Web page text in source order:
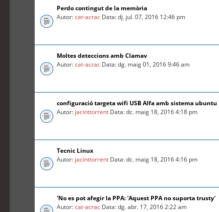
Perdo contingut de la memòria
Autor:cat-acrac Data: dj. jul. 07, 2016 12:46 pm
Moltes deteccions amb Clamav
Autor:cat-acrac Data: dg. maig 01, 2016 9:46 am
configuració targeta wifi USB Alfa amb sistema ubuntu
Autor: jacinttorrent Data: dc. maig 18, 2016 4:18 pm
Tecnic Linux
Autor: jacinttorrent Data: dc. maig 18, 2016 4:16 pm
'No es pot afegir la PPA: 'Aquest PPA no suporta trusty'
Autor:cat-acrac Data: dg. abr. 17, 2016 2:22 am